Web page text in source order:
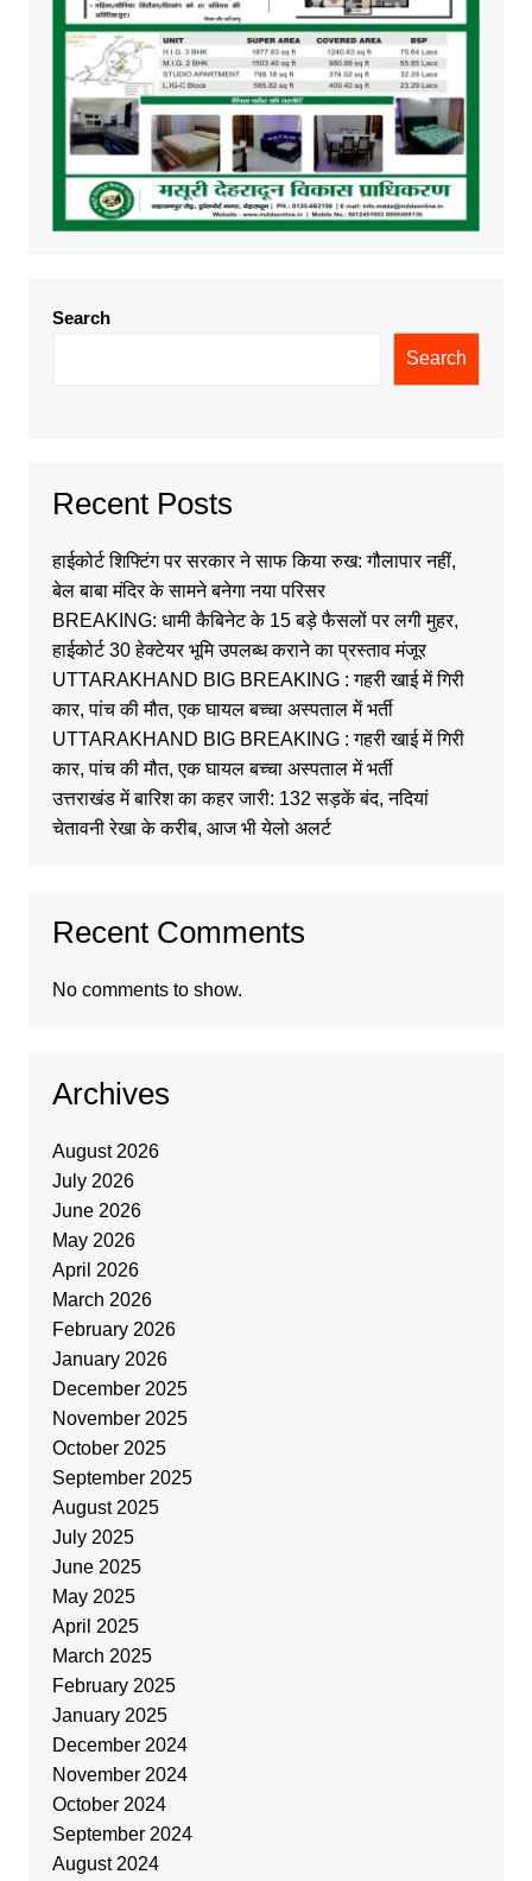
Search
Search
Recent Posts
हाईकोर्ट शिफ्टिंग पर सरकार ने साफ किया रुख: गौलापार नहीं,
बेल बाबा मंदिर के सामने बनेगा नया परिसर
BREAKING: धामी कैबिनेट के 15 बड़े फैसलों पर लगी मुहर,
हाईकोर्ट 30 हेक्टेयर भूमि उपलब्ध कराने का प्रस्ताव मंजूर
UTTARAKHAND BIG BREAKING : गहरी खाई में गिरी
कार, पांच की मौत, एक घायल बच्चा अस्पताल में भर्ती
UTTARAKHAND BIG BREAKING : गहरी खाई में गिरी
कार, पांच की मौत, एक घायल बच्चा अस्पताल में भर्ती
उत्तराखंड में बारिश का कहर जारी: 132 सड़कें बंद, नदियां
चेतावनी रेखा के करीब, आज भी येलो अलर्ट
Recent Comments
No comments to show.
Archives
August 2026
July 2026
June 2026
May 2026
April 2026
March 2026
February 2026
January 2026
December 2025
November 2025
October 2025
September 2025
August 2025
July 2025
June 2025
May 2025
April 2025
March 2025
February 2025
January 2025
December 2024
November 2024
October 2024
September 2024
August 2024